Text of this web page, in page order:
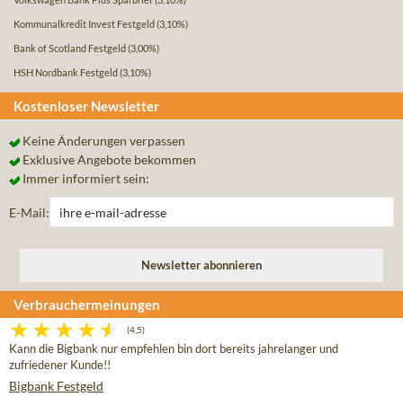
Kommunalkredit Invest Festgeld (3,10%)
Bank of Scotland Festgeld (3,00%)
HSH Nordbank Festgeld (3,10%)
Kostenloser Newsletter
Keine Änderungen verpassen
Exklusive Angebote bekommen
Immer informiert sein:
E-Mail:
Verbrauchermeinungen
(4,5)
Kann die Bigbank nur empfehlen bin dort bereits jahrelanger und
zufriedener Kunde!!
Bigbank Festgeld